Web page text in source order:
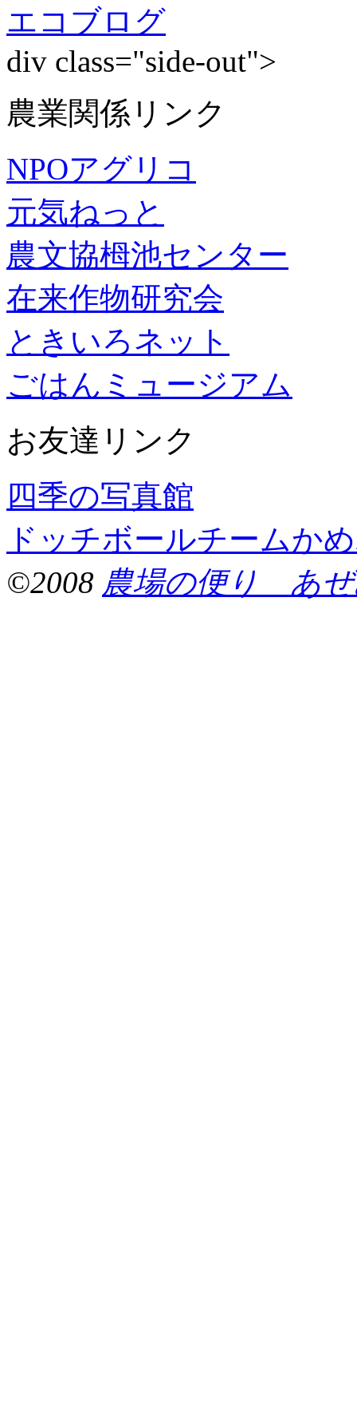
エコブログ
div class="side-out">
農業関係リンク
NPOアグリコ
元気ねっと
農文協栂池センター
在来作物研究会
ときいろネット
ごはんミュージアム
お友達リンク
四季の写真館
ドッチボールチームか
©2008 農場の便り あぜ